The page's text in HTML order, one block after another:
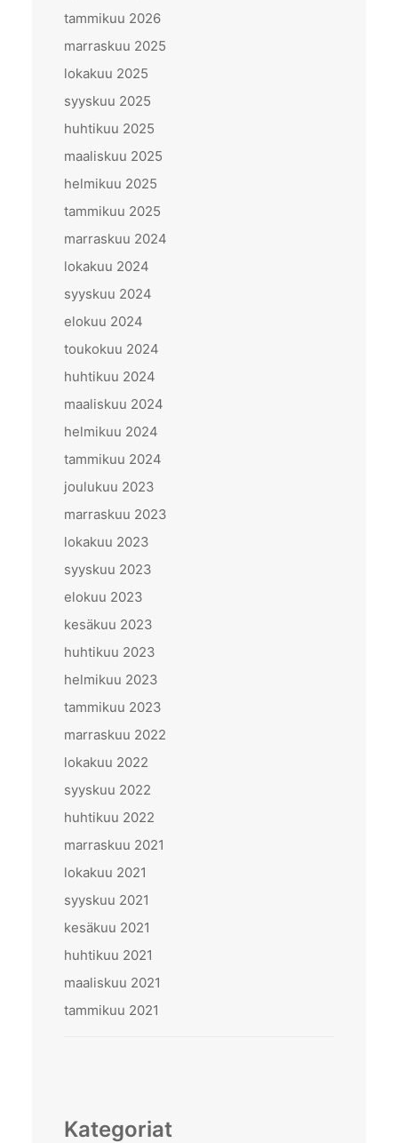
tammikuu 2026
marraskuu 2025
lokakuu 2025
syyskuu 2025
huhtikuu 2025
maaliskuu 2025
helmikuu 2025
tammikuu 2025
marraskuu 2024
lokakuu 2024
syyskuu 2024
elokuu 2024
toukokuu 2024
huhtikuu 2024
maaliskuu 2024
helmikuu 2024
tammikuu 2024
joulukuu 2023
marraskuu 2023
lokakuu 2023
syyskuu 2023
elokuu 2023
kesäkuu 2023
huhtikuu 2023
helmikuu 2023
tammikuu 2023
marraskuu 2022
lokakuu 2022
syyskuu 2022
huhtikuu 2022
marraskuu 2021
lokakuu 2021
syyskuu 2021
kesäkuu 2021
huhtikuu 2021
maaliskuu 2021
tammikuu 2021
Kategoriat